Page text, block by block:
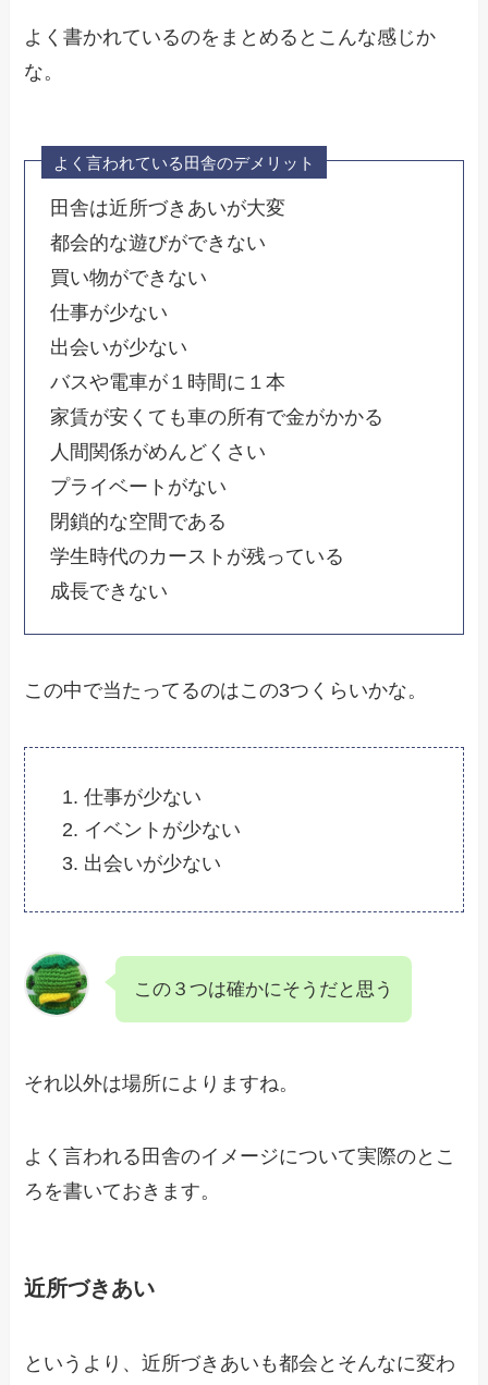
よく書かれているのをまとめるとこんな感じか
な。
よく言われている田舎のデメリット
田舎は近所づきあいが大変
都会的な遊びができない
買い物ができない
仕事が少ない
出会いが少ない
バスや電車が１時間に１本
家賃が安くても車の所有で金がかかる
人間関係がめんどくさい
プライベートがない
閉鎖的な空間である
学生時代のカーストが残っている
成長できない
この中で当たってるのはこの3つくらいかな。
仕事が少ない
イベントが少ない
出会いが少ない
この３つは確かにそうだと思う
それ以外は場所によりますね。
よく言われる田舎のイメージについて実際のとこ
ろを書いておきます。
近所づきあい
というより、近所づきあいも都会とそんなに変わ